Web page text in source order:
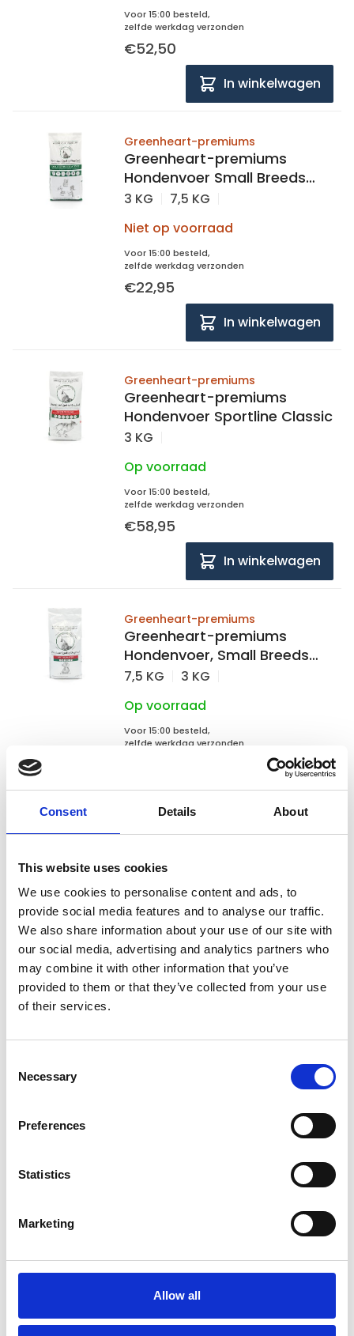
Consent Details About
This website uses cookies
We use cookies to personalise content and ads, to
provide social media features and to analyse our traffic.
We also share information about your use of our site with
our social media, advertising and analytics partners who
may combine it with other information that you’ve
provided to them or that they’ve collected from your use
of their services.
Selection
Necessary
Preferences
Statistics
Marketing
Allow all
Voor 15:00 besteld,
zelfde werkdag verzonden
€52,50
In winkelwagen
Greenheart-premiums
Greenheart-premiums
Hondenvoer Small Breeds
low activity
3 KG
7,5 KG
Niet op voorraad
Voor 15:00 besteld,
zelfde werkdag verzonden
€22,95
In winkelwagen
Greenheart-premiums
Greenheart-premiums
Hondenvoer Sportline Classic
3 KG
Op voorraad
Voor 15:00 besteld,
zelfde werkdag verzonden
€58,95
In winkelwagen
Greenheart-premiums
Greenheart-premiums
Hondenvoer, Small Breeds
Active
7,5 KG
3 KG
Op voorraad
Voor 15:00 besteld,
zelfde werkdag verzonden
Greenheart-premiums
Hondenvoer Puppy All Breeds
3 KG
Op voorraad
Voor 15:00 besteld,
zelfde werkdag verzonden
In winkelwagen
In winkelwagen